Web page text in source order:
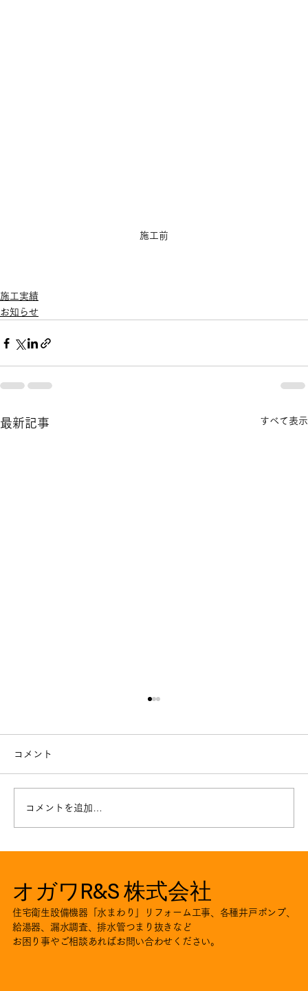
施工前
施工実績
お知らせ
最新記事 すべて表示
コメント
コメントを追加…
オガワR&S 株式会社
住宅衛生設備機器「水まわり」リフォーム工事、各種井戸ポンプ、
給湯器、漏水調査、排水管つまり抜きなど
お困り事やご相談あればお問い合わせください。